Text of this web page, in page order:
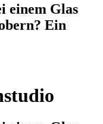
einem Glas
Ein